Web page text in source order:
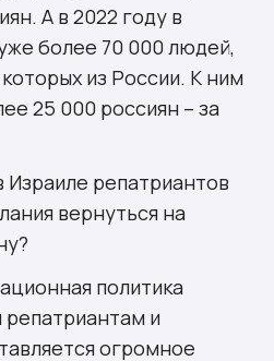
А в 2022 году в
более 70 000 людей,
из России. К ним
25 000 россиян – за
Израиле репатриантов
вернуться на
политика
и
огромное